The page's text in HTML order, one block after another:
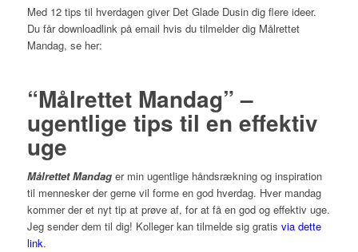
Med 12 tips til hverdagen giver Det Glade Dusin dig flere ideer.
Du får downloadlink på email hvis du tilmelder dig Målrettet
Mandag, se her:
“Målrettet Mandag” –
ugentlige tips til en effektiv
uge
Målrettet Mandager min ugentlige håndsrækning og inspiration
til mennesker der gerne vil forme en god hverdag. Hver mandag
kommer der et nyt tip at prøve af, for at få en god og effektiv uge.
Jeg sender dem til dig! Kolleger kan tilmelde sig gratis via dette
link.